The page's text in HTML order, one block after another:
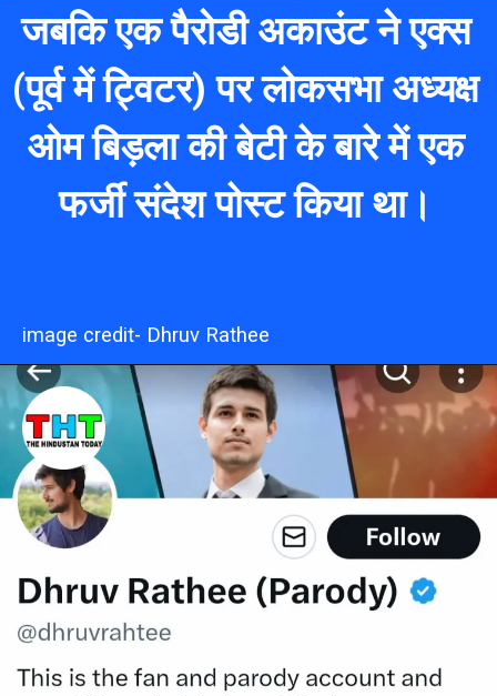
जबकि एक पैरोडी अकाउंट ने एक्स
(पूर्व में ट्विटर) पर लोकसभा अध्यक्ष
ओम बिड़ला की बेटी के बारे में एक
फर्जी संदेश पोस्ट किया था।
image credit- Dhruv Rathee